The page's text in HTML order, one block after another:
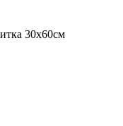
30x60см